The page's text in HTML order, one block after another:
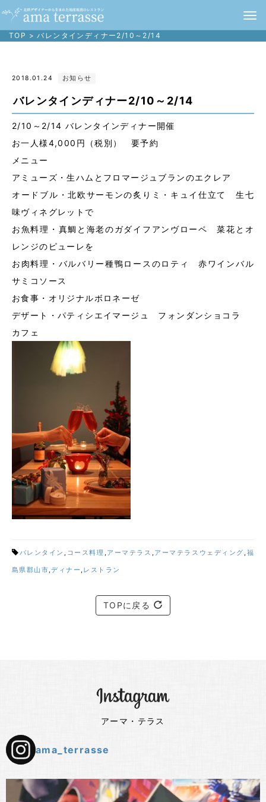
TOP >バレンタインディナー2/10～2/14
2018.01.24 お知らせ
バレンタインディナー2/10～2/14
2/10～2/14 バレンタインディナー開催
お一人様4,000円（税別） 要予約
メニュー
アミューズ・生ハムとフロマージュブランのエクレア
オードブル・北欧サーモンの炙りミ・キュイ仕立て 生七
味ヴィネグレットで
お魚料理・真鯛と海老のガダイフアンヴローペ 菜花とオ
レンジのピューレを
お肉料理・バルバリー種鴨ロースのロティ 赤ワインバル
サミコソース
お食事・オリジナルボロネーゼ
デザート・パティシエイマージュ フォンダンショコラ
カフェ
バレンタイン , コース料理 , アーマテラス , アーマテラスウェディング , 福
島県郡山市,ディナー , レストラン
TOPに戻る
アーマ・テラス
ama_terrasse